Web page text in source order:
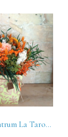
Bloemencentrum La Taronja